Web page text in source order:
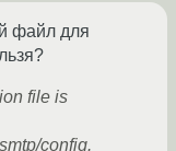
файл для
file is
config.